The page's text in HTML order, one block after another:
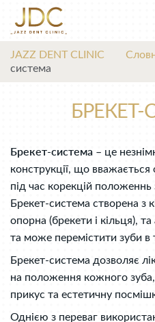
JAZZ DENT CLINIC
система
Брекет-система – це
конструкції, що
під час корекцій положеннь
Брекет-система створена з
опорна (брекети і кільця),
та може перемістити зуби
Брекет-система дозволяє
на положення кожного
прикус та естетичну
Однією з переваг